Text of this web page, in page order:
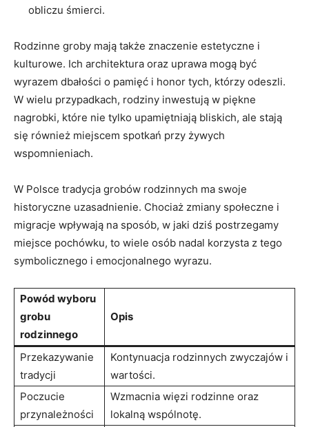
obliczu śmierci.
Rodzinne groby mają także znaczenie estetyczne i
kulturowe. Ich architektura oraz uprawa mogą być
wyrazem dbałości o pamięć i honor tych, którzy odeszli.
W wielu przypadkach, rodziny inwestują w piękne
nagrobki, które nie tylko upamiętniają bliskich, ale stają
się również miejscem spotkań przy żywych
wspomnieniach.
W Polsce tradycja grobów rodzinnych ma swoje
historyczne uzasadnienie. Chociaż zmiany społeczne i
migracje wpływają na sposób, w jaki dziś postrzegamy
miejsce pochówku, to wiele osób nadal korzysta z tego
symbolicznego i emocjonalnego wyrazu.
Powód wyboru
grobu
rodzinnego
Opis
Przekazywanie
tradycji
Kontynuacja rodzinnych zwyczajów i
wartości.
Poczucie
przynależności
Wzmacnia więzi rodzinne oraz
lokalną wspólnotę.